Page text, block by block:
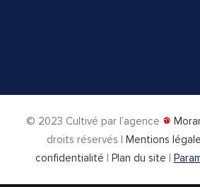
© 2023 Cultivé par l’agence
droits réservés | Mentions
confidentialité | Plan du site |